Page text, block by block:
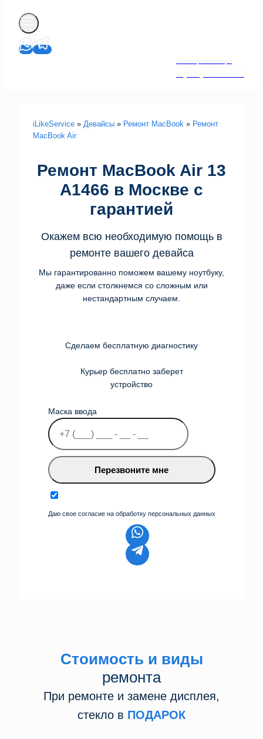
iLikeService » Девайсы » Ремонт MacBook » Ремонт
MacBook Air
Ремонт MacBook Air 13
A1466 в Москве с
гарантией
Окажем всю необходимую помощь в
ремонте вашего девайса
Мы гарантированно поможем вашему ноутбуку,
даже если столкнемся со сложным или
нестандартным случаем.
Сделаем бесплатную диагностику
Курьер бесплатно заберет
устройство
Маска ввода
Перезвоните мне
Даю свое согласие на обработку персональных данных
Стоимость и виды
ремонта
При ремонте и замене дисплея,
стекло в ПОДАРОК